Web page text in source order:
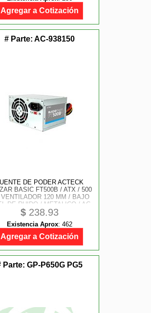
Agregar a Cotización
# Parte: AC-938150
DE PODER ACTECK
BASIC FT500B / ATX / 500
120 MM / BAJO
DE RUIDO / METALICO / AC-
938150
$ 238.93
Existencia Aprox: 462
Agregar a Cotización
Parte: GP-P650G PG5